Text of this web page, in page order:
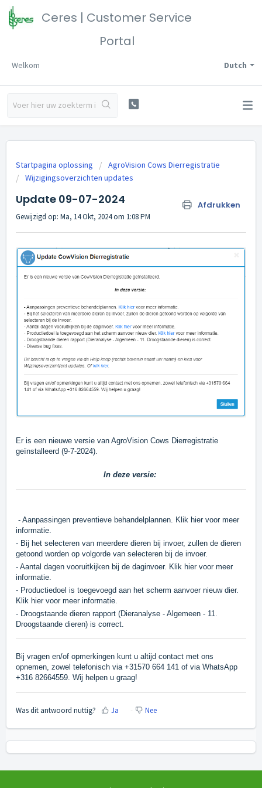
Ceres | Customer Service
Portal
Dutch
Welkom
Startpagina oplossing
AgroVision Cows Dierregistratie
Wijzigingsoverzichten updates
Update 09-07-2024 Afdrukken
Gewijzigd op: Ma, 14 Okt, 2024 om 1:08 PM
Er is een nieuwe versie van AgroVision Cows Dierregistratie
geïnstalleerd (9-7-2024).
In deze versie:
- Aanpassingen preventieve behandelplannen. Klik hiervoor meer
informatie.
- Bij het selecteren van meerdere dieren bij invoer, zullen de dieren
getoond worden op volgorde van selecteren bij de invoer.
- Aantal dagen vooruitkijken bij de daginvoer. Klik hiervoor meer
informatie.
- Productiedoel is toegevoegd aan het scherm aanvoer nieuw dier.
Klik hiervoor meer informatie.
- Droogstaande dieren rapport (Dieranalyse - Algemeen - 11.
Droogstaande dieren) is correct.
Bij vragen en/of opmerkingen kunt u altijd contact met ons
opnemen, zowel telefonisch via +31570 664 141 of via WhatsApp
+316 82664559. Wij helpen u graag!
Was dit antwoord nuttig? Ja Nee